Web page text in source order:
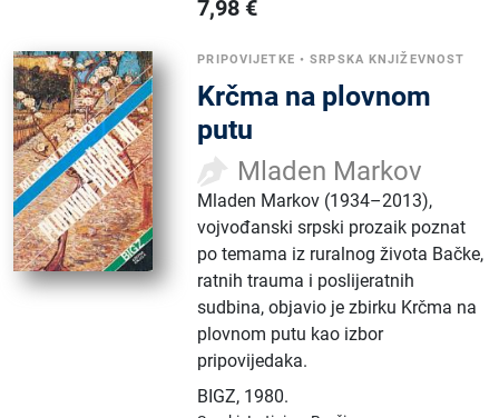
7,98 €
PRIPOVIJETKE •SRPSKA KNJIŽEVNOST
Krčma na plovnom
putu
Mladen Markov
Mladen Markov (1934–2013),
vojvođanski srpski prozaik poznat
po temama iz ruralnog života Bačke,
ratnih trauma i poslijeratnih
sudbina, objavio je zbirku Krčma na
plovnom putu kao izbor
pripovijedaka.
BIGZ, 1980.